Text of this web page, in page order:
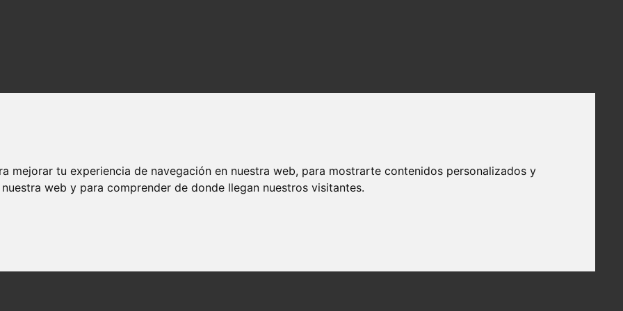
mejorar tu experiencia de navegación en nuestra web, para mostrarte contenidos personalizados y
web y para comprender de donde llegan nuestros visitantes.